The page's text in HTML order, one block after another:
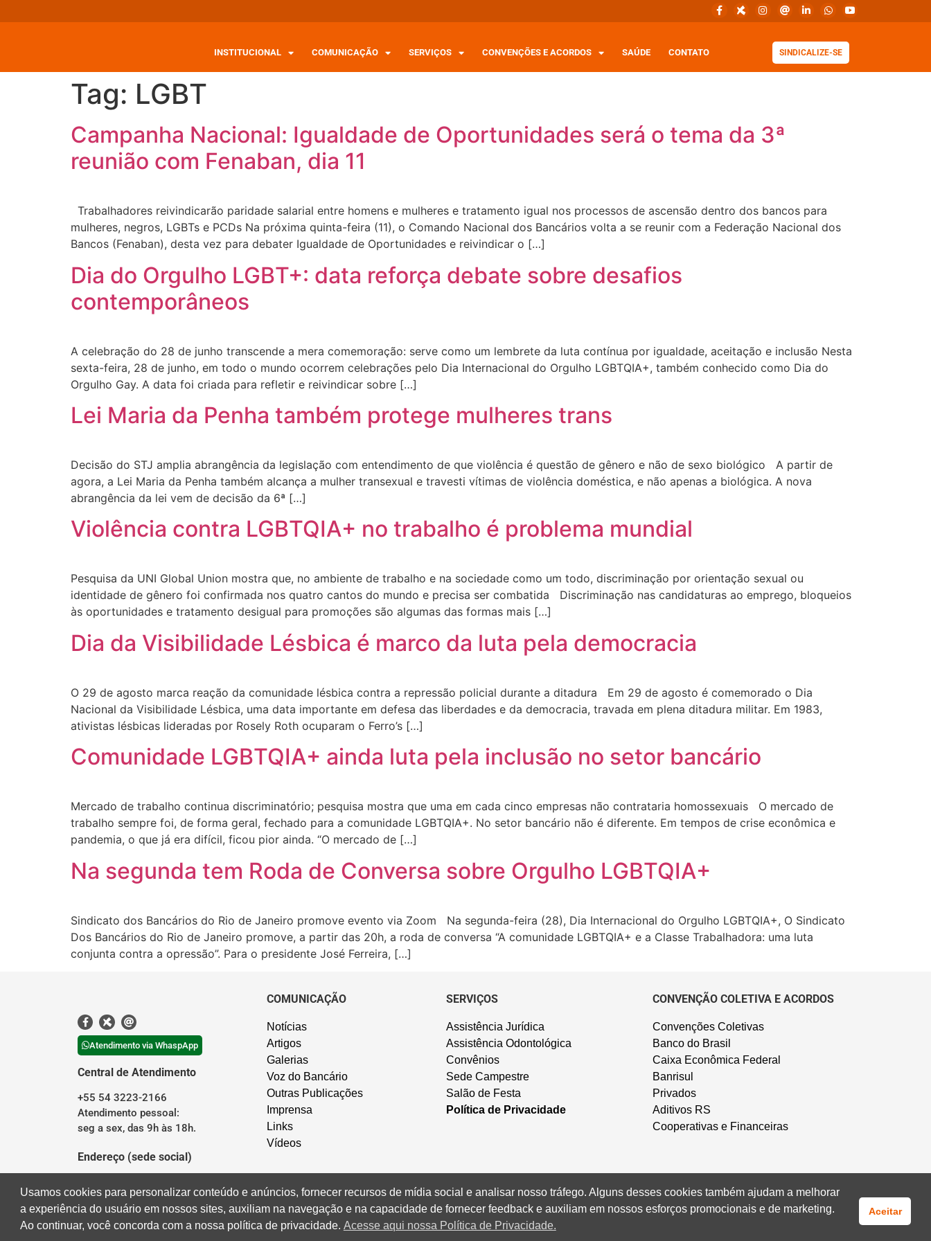
INSTITUCIONAL COMUNICAÇÃO SERVIÇOS CONVENÇÕES E ACORDOS SAÚDE CONTATO SINDICALIZE-SE
Tag: LGBT
Campanha Nacional: Igualdade de Oportunidades será o tema da 3ª
reunião com Fenaban, dia 11
Trabalhadores reivindicarão paridade salarial entre homens e mulheres e tratamento igual nos processos de ascensão dentro dos bancos para
mulheres, negros, LGBTs e PCDs Na próxima quinta-feira (11), o Comando Nacional dos Bancários volta a se reunir com a Federação Nacional dos
Bancos (Fenaban), desta vez para debater Igualdade de Oportunidades e reivindicar o […]
Dia do Orgulho LGBT+: data reforça debate sobre desafios
contemporâneos
A celebração do 28 de junho transcende a mera comemoração: serve como um lembrete da luta contínua por igualdade, aceitação e inclusão Nesta
sexta-feira, 28 de junho, em todo o mundo ocorrem celebrações pelo Dia Internacional do Orgulho LGBTQIA+, também conhecido como Dia do
Orgulho Gay. A data foi criada para refletir e reivindicar sobre […]
Lei Maria da Penha também protege mulheres trans
Decisão do STJ amplia abrangência da legislação com entendimento de que violência é questão de gênero e não de sexo biológico A partir de
agora, a Lei Maria da Penha também alcança a mulher transexual e travesti vítimas de violência doméstica, e não apenas a biológica. A nova
abrangência da lei vem de decisão da 6ª […]
Violência contra LGBTQIA+ no trabalho é problema mundial
Pesquisa da UNI Global Union mostra que, no ambiente de trabalho e na sociedade como um todo, discriminação por orientação sexual ou
identidade de gênero foi confirmada nos quatro cantos do mundo e precisa ser combatida Discriminação nas candidaturas ao emprego, bloqueios
às oportunidades e tratamento desigual para promoções são algumas das formas mais […]
Dia da Visibilidade Lésbica é marco da luta pela democracia
O 29 de agosto marca reação da comunidade lésbica contra a repressão policial durante a ditadura Em 29 de agosto é comemorado o Dia
Nacional da Visibilidade Lésbica, uma data importante em defesa das liberdades e da democracia, travada em plena ditadura militar. Em 1983,
ativistas lésbicas lideradas por Rosely Roth ocuparam o Ferro’s […]
Comunidade LGBTQIA+ ainda luta pela inclusão no setor bancário
Mercado de trabalho continua discriminatório; pesquisa mostra que uma em cada cinco empresas não contrataria homossexuais O mercado de
trabalho sempre foi, de forma geral, fechado para a comunidade LGBTQIA+. No setor bancário não é diferente. Em tempos de crise econômica e
pandemia, o que já era difícil, ficou pior ainda. “O mercado de […]
Na segunda tem Roda de Conversa sobre Orgulho LGBTQIA+
Sindicato dos Bancários do Rio de Janeiro promove evento via Zoom Na segunda-feira (28), Dia Internacional do Orgulho LGBTQIA+, O Sindicato
Dos Bancários do Rio de Janeiro promove, a partir das 20h, a roda de conversa “A comunidade LGBTQIA+ e a Classe Trabalhadora: uma luta
conjunta contra a opressão”. Para o presidente José Ferreira, […]
Atendimento via WhaspApp
Central de Atendimento
+55 54 3223-2166
Atendimento pessoal:
seg a sex, das 9h às 18h.
Endereço (sede social)
Centro – Caxias do Sul/RS
Desenvolvido por Direta SistemasI Designed by Freepik
COMUNICAÇÃO
Notícias
Artigos
Galerias
Voz do Bancário
Outras Publicações
Imprensa
Links
Vídeos
SERVIÇOS
Assistência Jurídica
Assistência Odontológica
Convênios
Sede Campestre
Salão de Festa
Política de Privacidade
CONVENÇÃO COLETIVA E ACORDOS
Convenções Coletivas
Banco do Brasil
Caixa Econômica Federal
Banrisul
Privados
Aditivos RS
Cooperativas e Financeiras
Fale Conosco
Usamos cookies para personalizar conteúdo e anúncios, fornecer recursos de mídia social e analisar nosso tráfego. Alguns desses cookies também ajudam a melhorar
a experiência do usuário em nossos sites, auxiliam na navegação e na capacidade de fornecer feedback e auxiliam em nossos esforços promocionais e de marketing.
Ao continuar, você concorda com a nossa política de privacidade. Acesse aqui nossa Política de Privacidade.
Aceitar